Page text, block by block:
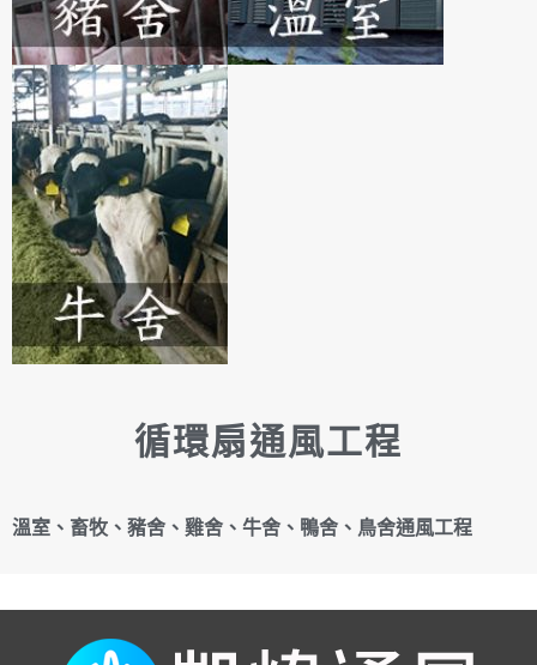
循環扇通風工程
溫室、畜牧、豬舍、雞舍、牛舍、鴨舍、鳥舍通風工程